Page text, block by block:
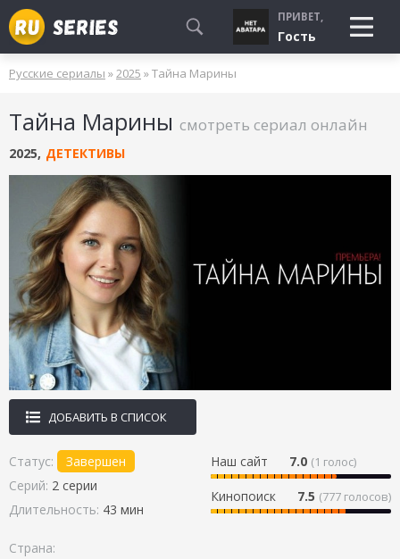
СМОТРЮ
БУДУ СМОТРЕТЬ
УЖЕ СМОТРЕЛ
ПРИВЕТ,
Гость
Русские сериалы »2025 » Тайна Марины
Тайна Марины смотреть сериал онлайн
2025, ДЕТЕКТИВЫ
ДОБАВИТЬ В СПИСОК
Наш сайт 7.0 (1 голос)
Кинопоиск 7.5 (777 голосов)
Статус:
Завершен
Серий: 2 серии
Длительность: 43 мин
Страна: